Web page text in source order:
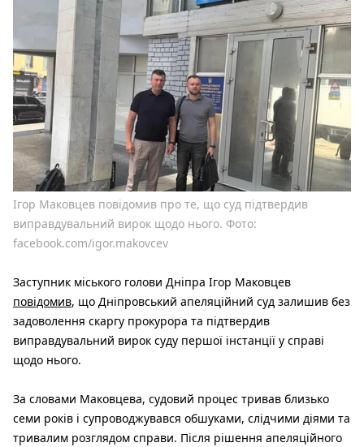
Ігор Маковцев повідомив про те, що суд підтвердив
виправдувальний вирок щодо нього. Фото:
facebook.com/igor.makovcev
Заступник міського голови Дніпра Ігор Маковцев
повідомив, що Дніпровський апеляційний суд залишив без
задоволення скаргу прокурора та підтвердив
виправдувальний вирок суду першої інстанції у справі
щодо нього.
За словами Маковцева, судовий процес тривав близько
семи років і супроводжувався обшуками, слідчими діями та
тривалим розглядом справи. Після рішення апеляційного